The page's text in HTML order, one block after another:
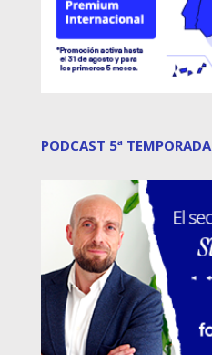
PODCAST 5ª TEMPORADA